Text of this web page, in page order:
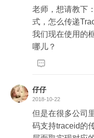
老师，想请教下
式，怎么传递
我们现在使用的
哪儿？

仔仔
2018-10-22
但是在很多公司
码支持traceid的